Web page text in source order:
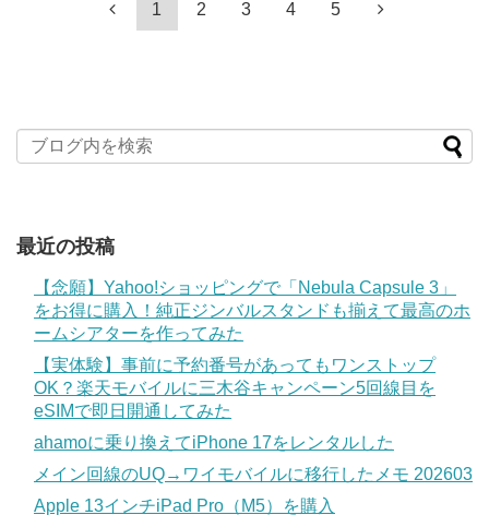
1 2 3 4 5
最近の投稿
【念願】Yahoo!ショッピングで「Nebula Capsule 3」
をお得に購入！純正ジンバルスタンドも揃えて最高のホ
ームシアターを作ってみた
【実体験】事前に予約番号があってもワンストップ
OK？楽天モバイルに三木谷キャンペーン5回線目を
eSIMで即日開通してみた
ahamoに乗り換えてiPhone 17をレンタルした
メイン回線のUQ→ワイモバイルに移行したメモ 202603
Apple 13インチiPad Pro（M5）を購入